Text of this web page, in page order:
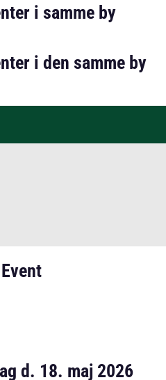
i samme by
i den samme by
d. 18. maj 2026